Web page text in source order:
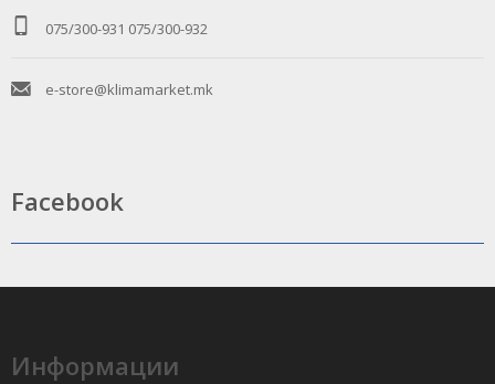
075/300-931 075/300-932
e-store@klimamarket.mk
Facebook
Информации